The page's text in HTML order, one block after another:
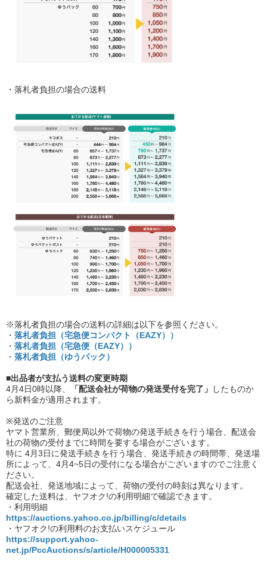
・落札者負担の場合の送料
※落札者負担の場合の送料の詳細は以下を参照ください。
・ 落札者負担（宅急便コンパクト（EAZY））
・ 落札者負担（宅急便（EAZY））
・ 落札者負担（ゆうパック）
■出品者が支払う送料の変更時期
4月4日0時以降、
「配送会社が荷物の発送受付を完了」
したものか
ら新料金が適用されます。
※発送のご注意
ヤマト営業所、郵便局以外で荷物の発送手続きを行う場合、配送会
社の荷物の受付までに時間を要する場合がございます。
特に 4月3日に発送手続きを行う場合、発送手続きの時間帯、発送場
所によって、4月4~5日の受付になる場合がございますのでご注意く
ださい。
配送会社、発送地域によって、荷物の受付の時刻は異なります。
確定した送料は、ヤフオク!の利用明細で確認できます。
・利用明細
https://auctions.yahoo.co.jp/billing/c/details
・ヤフオク!の利用料のお支払いスケジュール
https://support.yahoo-
net.jp/PccAuctions/s/article/H000005331